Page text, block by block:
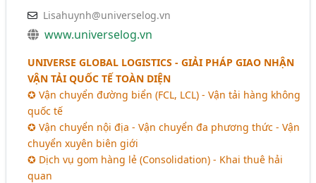
Lisahuynh@universelog.vn
www.universelog.vn
UNIVERSE GLOBAL LOGISTICS - GIẢI PHÁP GIAO NHẬN
VẬN TẢI QUỐC TẾ TOÀN DIỆN
✪ Vận chuyển đường biển (FCL, LCL) - Vận tải hàng không
quốc tế
✪ Vận chuyển nội địa - Vận chuyển đa phương thức - Vận
chuyển xuyên biên giới
✪ Dịch vụ gom hàng lẻ (Consolidation) - Khai thuê hải
quan